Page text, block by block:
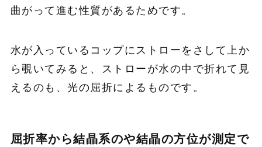
曲がって進む性質があるためです。
水が入っているコップにストローをさして上か
ら覗いてみると、ストローが水の中で折れて見
えるのも、光の屈折によるものです。
屈折率から結晶系のや結晶の方位が測定で